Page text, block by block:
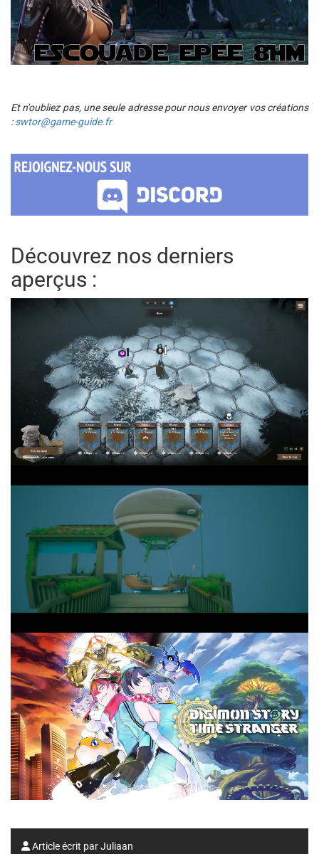
Et n'oubliez pas, une seule adresse pour nous envoyer vos créations
:swtor@game-guide.fr
Découvrez nos derniers
aperçus :
Article écrit parJuliaan